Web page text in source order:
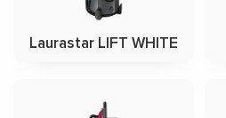
Laurastar LIFT WHITE